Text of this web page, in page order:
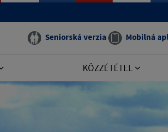
Seniorská verzia Mobilná
KÖZZÉTÉTEL